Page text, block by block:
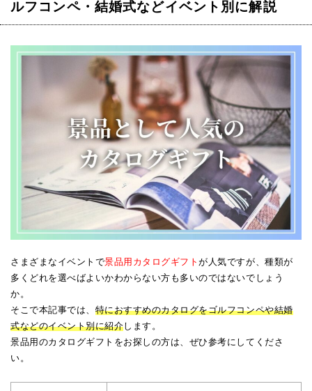
ルフコンペ・結婚式などイベント別に解説
さまざまなイベントで景品用カタログギフトが人気ですが、種類が
多くどれを選べばよいかわからない方も多いのではないでしょう
か。
そこで本記事では、 特におすすめのカタログをゴルフコンペや結婚
式などのイベント別に紹介します。
景品用のカタログギフトをお探しの方は、ぜひ参考にしてくださ
い。